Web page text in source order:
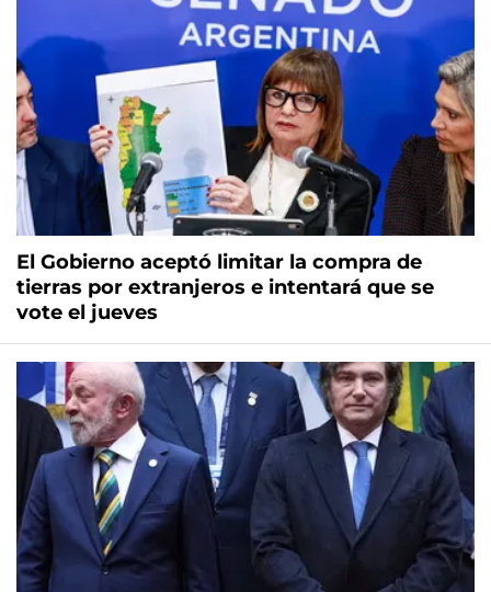
El Gobierno aceptó limitar la compra de
tierras por extranjeros e intentará que se
vote el jueves